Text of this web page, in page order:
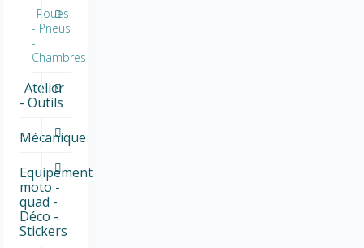
Roues
- Pneus
-
Chambres
Atelier
- Outils
Mécanique
Equipement
moto -
quad -
Déco -
Stickers